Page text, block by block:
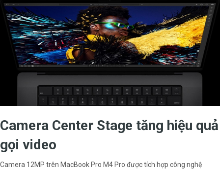
Camera Center Stage tăng hiệu quả
gọi video
Camera 12MP trên MacBook Pro M4 Pro được tích hợp công nghệ